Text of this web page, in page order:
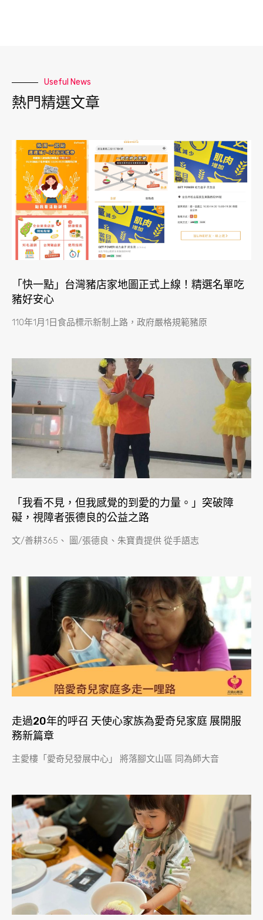
Useful News
熱門精選文章
「快一點」台灣豬店家地圖正式上線！精選名單吃
豬好安心
110年1月1日食品標示新制上路，政府嚴格規範豬原
「我看不見，但我感覺的到愛的力量。」突破障
礙，視障者張德良的公益之路
文/善耕365、 圖/張德良、朱寶貴提供 從手語志
走過20年的呼召 天使心家族為愛奇兒家庭 展開服
務新篇章
主愛樓「愛奇兒發展中心」 將落腳文山區 同為師大音